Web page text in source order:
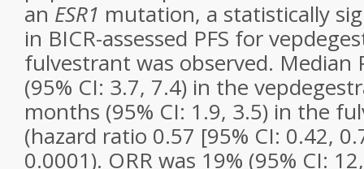
an ESR1 mutation, a statistically
in BICR-assessed PFS for
fulvestrant was observed. Median
(95% CI: 3.7, 7.4) in the
months (95% CI: 1.9, 3.5) in the
(hazard ratio 0.57 [95% CI: 0.42,
0.0001). ORR was 19% (95% CI: